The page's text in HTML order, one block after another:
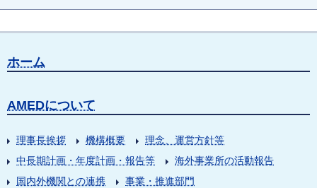
ホーム
AMEDについて
理事長挨拶 機構概要
理念、運営方針等
中長期計画・年度計画・報告等
海外事業所の活動報告
国内外機関との連携
事業・推進部門